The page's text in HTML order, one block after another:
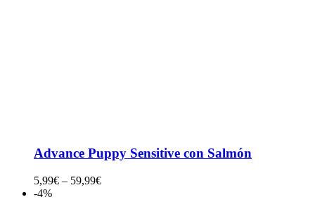
Advance Puppy Sensitive con Salmón
5,99€ – 59,99€
-4%